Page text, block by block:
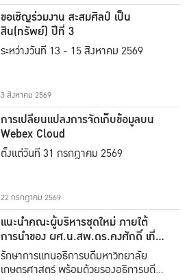
ขอเชิญร่วมงาน สะสมศิลป์ เป็น
สิน(ทรัพย์) ปีที่ 3
ระหว่างวันที่ 13 - 15 สิงหาคม 2569
3 สิงหาคม 2569
การเปลี่ยนแปลงการจัดเก็บข้อมูลบน
Webex Cloud
ตั้งแต่วันที่ 31 กรกฎาคม 2569
22 กรกฎาคม 2569
แนะนำคณะผู้บริหารชุดใหม่ ภายใต้
การนำของ ผศ.น.สพ.ดร.คงศักดิ์ เที่ยง
ธรรม
รักษาการแทนอธิการบดีมหาวิทยาลัย
เกษตรศาสตร์ พร้อมด้วยรองอธิการบดีทั้ง